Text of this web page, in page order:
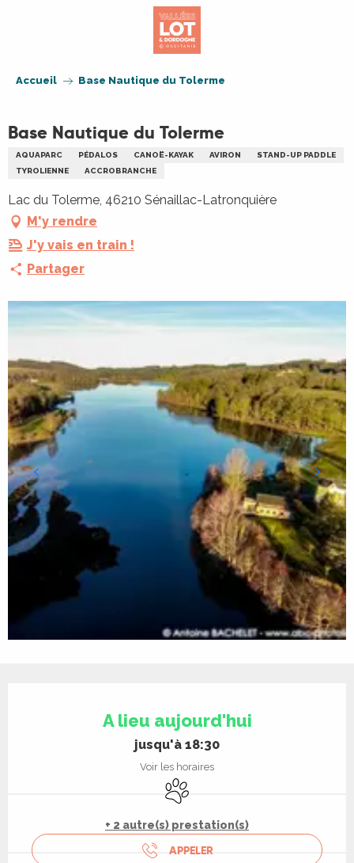
Accueil Base Nautique du Tolerme
Base Nautique du Tolerme
AQUAPARC PÉDALOS CANOË-KAYAK AVIRON
STAND-UP PADDLE
TYROLIENNE
ACCROBRANCHE
Lac du Tolerme, 46210 Sénaillac-Latronquière
M'y rendre
J'y vais en train !
Partager
A lieu aujourd'hui
jusqu'à 18:30
Voir les horaires
Animaux acceptés
+ 2 autre(s) prestation(s)
APPELER